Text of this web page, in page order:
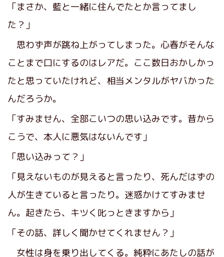
「まさか、藍と一緒に住んでたとか言ってまし
た？」
思わず声が跳ね上がってしまった。心春がそんな
ことまで口にするのはレアだ。ここ数日おかしかっ
たと思っていたけれど、相当メンタルがヤバかった
んだろうか。
「すみません、全部こいつの思い込みです。昔から
こうで、本人に悪気はないんです」
「思い込みって？」
「見えないものが見えると言ったり、死んだはずの
人が生きていると言ったり。迷惑かけてすみませ
ん。起きたら、キツく叱っときますから」
「その話、詳しく聞かせてくれません？」
女性は身を乗り出してくる。純粋にあたしの話が